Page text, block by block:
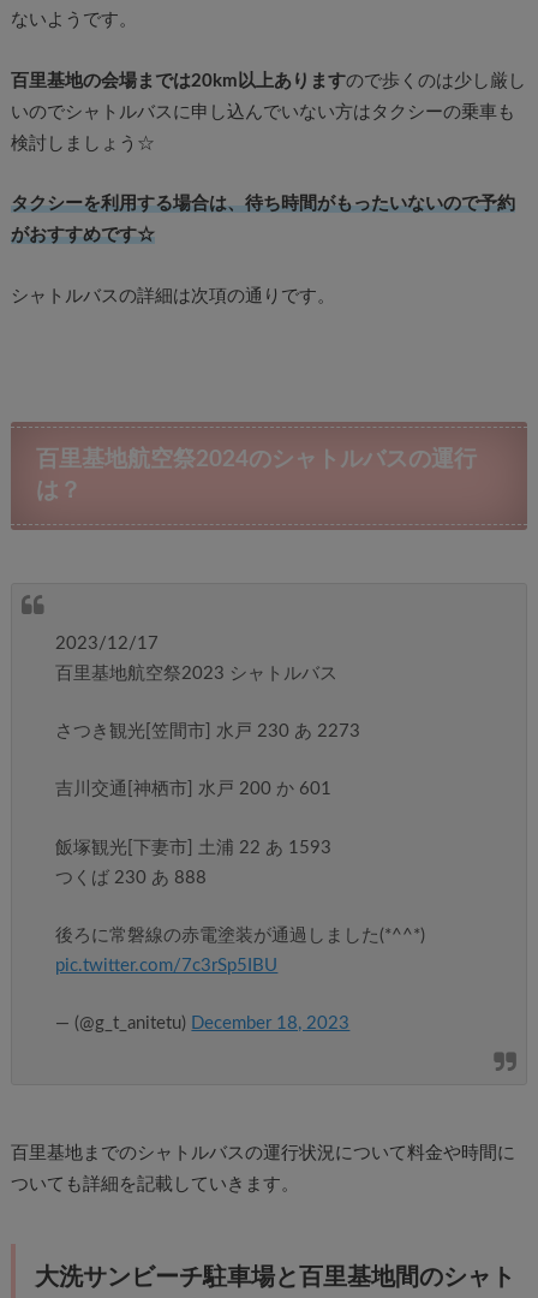
ないようです。
百里基地の会場までは20km以上ありますので歩くのは少し厳し
いのでシャトルバスに申し込んでいない方はタクシーの乗車も
検討しましょう☆
タクシーを利用する場合は、待ち時間がもったいないので予約
がおすすめです☆
シャトルバスの詳細は次項の通りです。
百里基地航空祭2024のシャトルバスの運行
は？
2023/12/17
百里基地航空祭2023 シャトルバス
さつき観光[笠間市] 水戸 230 あ 2273
吉川交通[神栖市] 水戸 200 か 601
飯塚観光[下妻市] 土浦 22 あ 1593
つくば 230 あ 888
後ろに常磐線の赤電塗装が通過しました(*^^*)
pic.twitter.com/7c3rSp5IBU
— (@g_t_anitetu) December 18, 2023
百里基地までのシャトルバスの運行状況について料金や時間に
ついても詳細を記載していきます。
大洗サンビーチ駐車場と百里基地間のシャト